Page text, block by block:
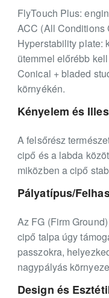
FlyTouch Plus:
ACC (All Conditions
Hyperstability plate:
ütemmel előrébb
Conical + bladed
környékén.
Kényelem és
A felsőrész
cipő és a labda
miközben a cipő
Pályatípus/
Az FG (Firm
cipő talpa úgy
passzokra,
nagypályás
Design és